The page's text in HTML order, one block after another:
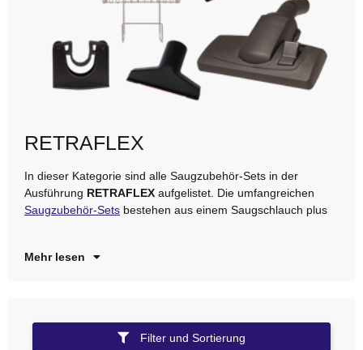
RETRAFLEX
In dieser Kategorie sind alle Saugzubehör-Sets in der
Ausführung RETRAFLEX aufgelistet. Die umfangreichen
Saugzubehör-Sets bestehen aus einem Saugschlauch plus
Mehr lesen
Filter und Sortierung